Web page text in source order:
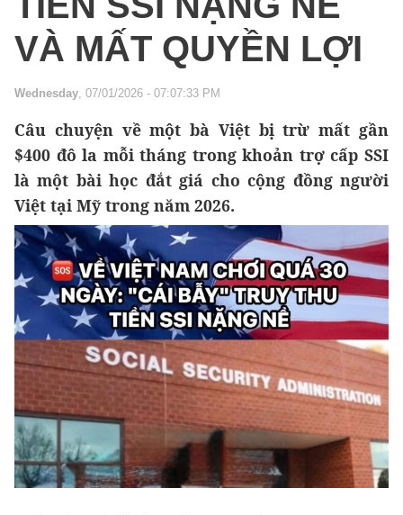
VÀ MẤT QUYỀN LỢI
Wednesday, 07/01/2026 - 07:07:33 PM
Câu chuyện về một bà Việt bị trừ mất gần
$400 đô la mỗi tháng trong khoản trợ cấp SSI
là một bài học đắt giá cho cộng đồng người
Việt tại Mỹ trong năm 2026.